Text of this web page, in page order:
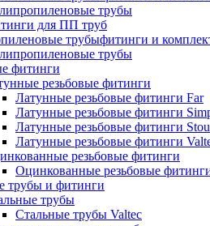
трубы
для ПП труб
трубыфитинги и
трубы
фитинги
резьбовые фитинги
Латунные резьбовые фитинги Far
Латунные резьбовые фитинги
Латунные резьбовые фитинги
Латунные резьбовые фитинги
резьбовые фитинги
Оцинкованные резьбовые
трубы и фитинги
трубы
Стальные трубы Valtec